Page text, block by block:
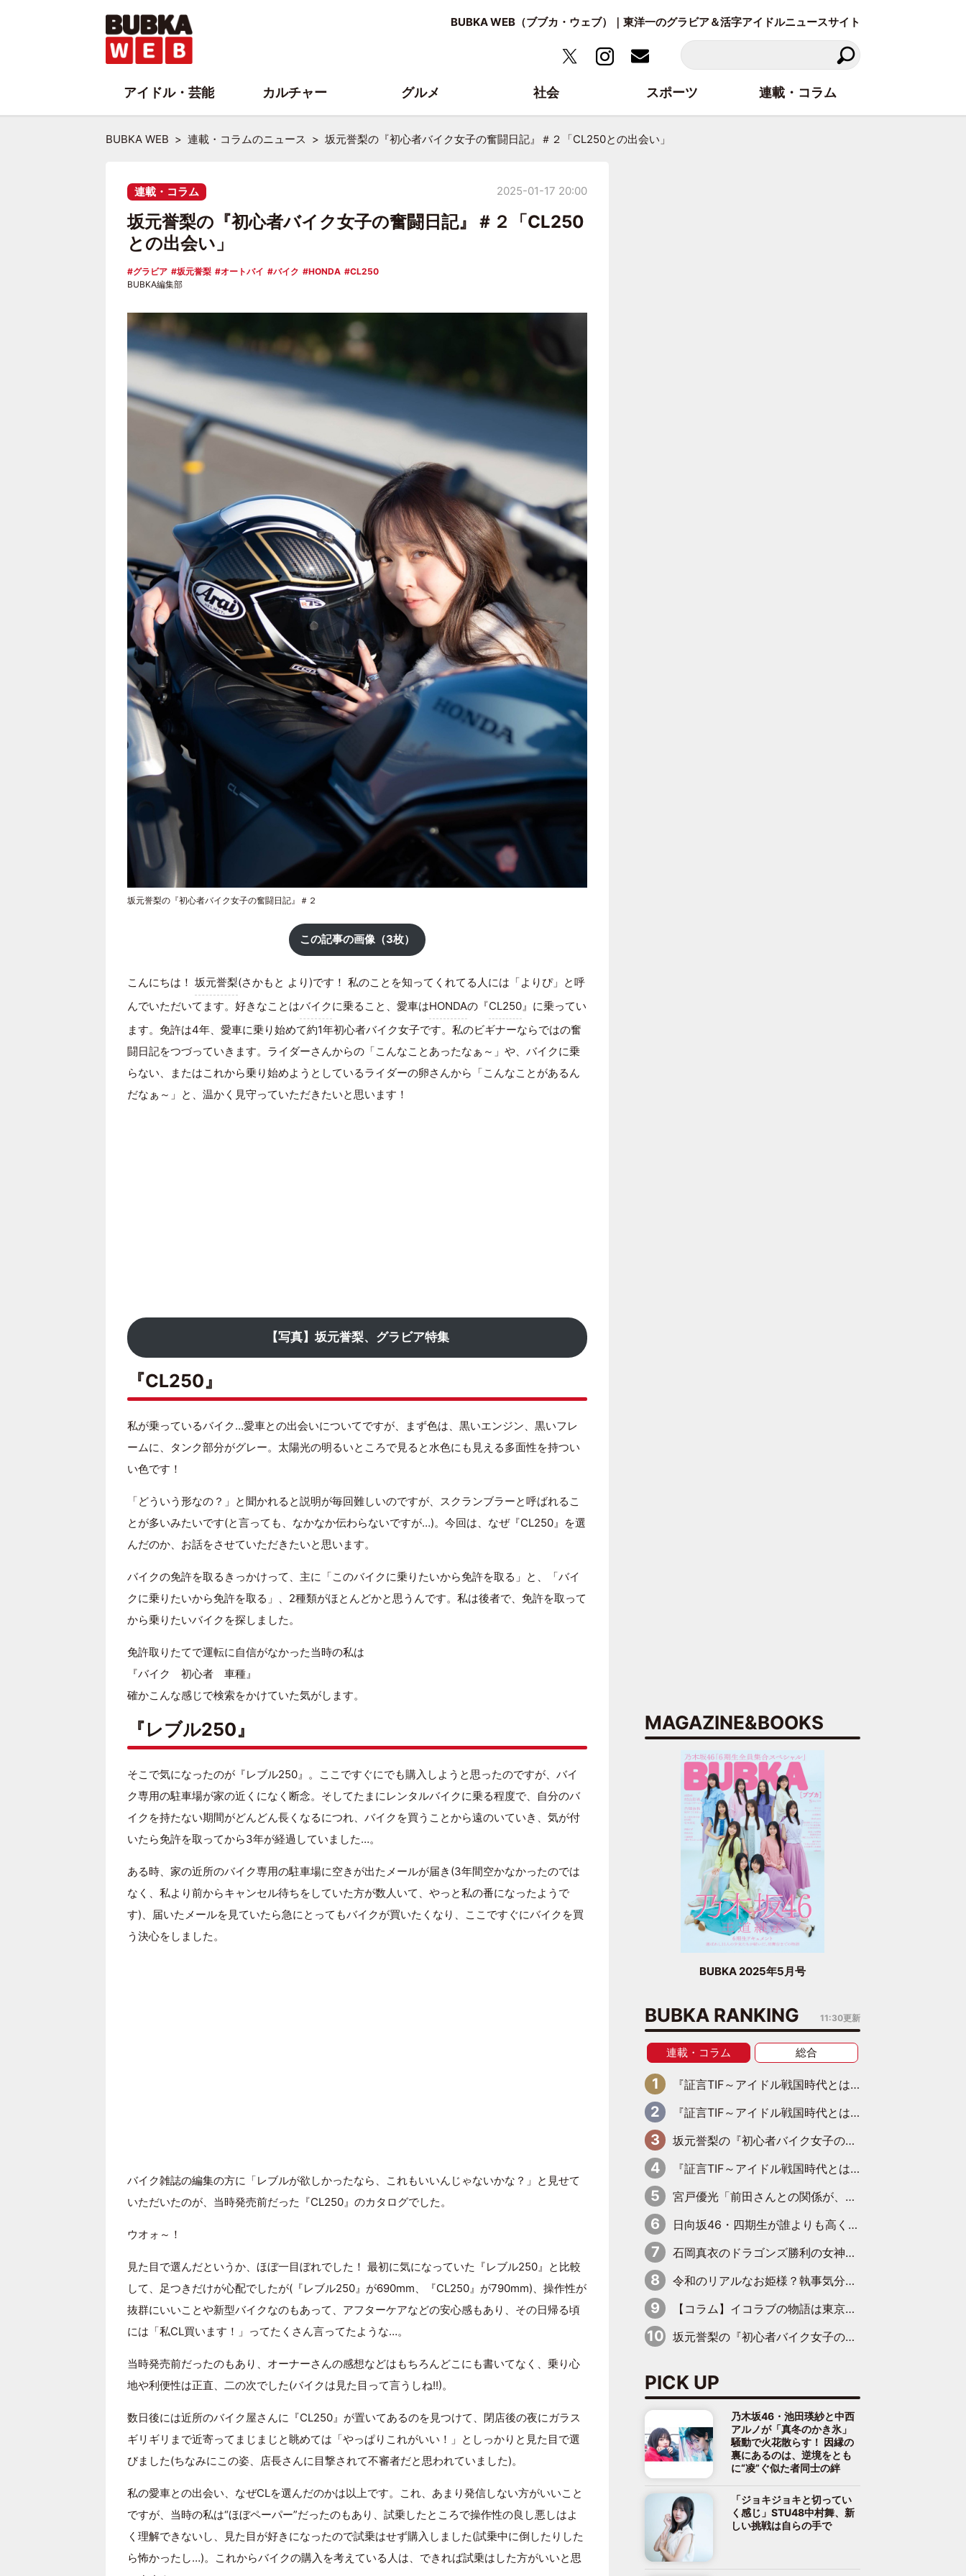
BUBKA WEB（ブブカ・ウェブ）｜東洋一のグラビア＆活字アイドルニュースサイト
BUBKA WEB 連載・コラムのニュース 坂元誉梨の『初心者バイク女子の奮闘日記』＃２「CL250との出会い」
連載・コラム 2025-01-17 20:00
坂元誉梨の『初心者バイク女子の奮闘日記』＃２「CL250
との出会い」
グラビア 坂元誉梨 オートバイ バイク HONDA
CL250
BUBKA編集部
坂元誉梨の『初心者バイク女子の奮闘日記』＃２
この記事の画像（3枚）
こんにちは！ 坂元誉梨(さかもと より)です！ 私のことを知ってくれてる人には「よりぴ」と呼
んでいただいてます。好きなことはバイクに乗ること、愛車はHONDAの『CL250』に乗ってい
ます。免許は4年、愛車に乗り始めて約1年初心者バイク女子です。私のビギナーならではの奮
闘日記をつづっていきます。ライダーさんからの「こんなことあったなぁ～」や、バイクに乗
らない、またはこれから乗り始めようとしているライダーの卵さんから「こんなことがあるん
だなぁ～」と、温かく見守っていただきたいと思います！
【写真】坂元誉梨、グラビア特集
『CL250』
私が乗っているバイク…愛車との出会いについてですが、まず色は、黒いエンジン、黒いフレ
ームに、タンク部分がグレー。太陽光の明るいところで見ると水色にも見える多面性を持つい
い色です！
「どういう形なの？」と聞かれると説明が毎回難しいのですが、スクランブラーと呼ばれるこ
とが多いみたいです(と言っても、なかなか伝わらないですが…)。今回は、なぜ『CL250』を選
んだのか、お話をさせていただきたいと思います。
バイクの免許を取るきっかけって、主に「このバイクに乗りたいから免許を取る」と、「バイ
クに乗りたいから免許を取る」、2種類がほとんどかと思うんです。私は後者で、免許を取って
から乗りたいバイクを探しました。
免許取りたてで運転に自信がなかった当時の私は
『バイク 初心者 車種』
確かこんな感じで検索をかけていた気がします。
『レブル250』
そこで気になったのが『レブル250』。ここですぐにでも購入しようと思ったのですが、バイ
ク専用の駐車場が家の近くになく断念。そしてたまにレンタルバイクに乗る程度で、自分のバ
イクを持たない期間がどんどん長くなるにつれ、バイクを買うことから遠のいていき、気が付
いたら免許を取ってから3年が経過していました…。
ある時、家の近所のバイク専用の駐車場に空きが出たメールが届き(3年間空かなかったのでは
なく、私より前からキャンセル待ちをしていた方が数人いて、やっと私の番になったようで
す)、届いたメールを見ていたら急にとってもバイクが買いたくなり、ここですぐにバイクを買
う決心をしました。
バイク雑誌の編集の方に「レブルが欲しかったなら、これもいいんじゃないかな？」と見せて
いただいたのが、当時発売前だった『CL250』のカタログでした。
ウオォ～！
見た目で選んだというか、ほぼ一目ぼれでした！ 最初に気になっていた『レブル250』と比較
して、足つきだけが心配でしたが(『レブル250』が690mm、『CL250』が790mm)、操作性が
抜群にいいことや新型バイクなのもあって、アフターケアなどの安心感もあり、その日帰る頃
には「私CL買います！」ってたくさん言ってたような…。
当時発売前だったのもあり、オーナーさんの感想などはもちろんどこにも書いてなく、乗り心
地や利便性は正直、二の次でした(バイクは見た目って言うしね!!)。
数日後には近所のバイク屋さんに『CL250』が置いてあるのを見つけて、閉店後の夜にガラス
ギリギリまで近寄ってまじまじと眺めては「やっぱりこれがいい！」としっかりと見た目で選
びました(ちなみにこの姿、店長さんに目撃されて不審者だと思われていました)。
私の愛車との出会い、なぜCLを選んだのかは以上です。これ、あまり発信しない方がいいこと
ですが、当時の私は“ほぼペーパー”だったのもあり、試乗したところで操作性の良し悪しはよ
く理解できないし、見た目が好きになったので試乗はせず購入しました(試乗中に倒したりした
ら怖かったし…)。これからバイクの購入を考えている人は、できれば試乗はした方がいいと思
MAGAZINE&BOOKS
BUBKA 2025年5月号
BUBKA RANKING 11:30更新
連載・コラム 総合
『証言TIF～アイドル戦国時代とはなんだったのか～』第11回：私立恵比寿中学・真山りか×安本彩花「TIFで10年ぶりのキョンシーメイクをしたら、場を完全に引かせてしまって。時代が変わったんだなって」
『証言TIF～アイドル戦国時代とはなんだったのか～』第10回：さくら学院・武藤彩未×飯田らうら「正直、中3で辞めるというのを信じてなくて。そう言われてはいたけど、嘘でしょって」
坂元誉梨の『初心者バイク女子の奮闘日記』＃７７「我慢大会してませんか？」
『証言TIF～アイドル戦国時代とはなんだったのか～』第8回：Negicco・Nao☆×Megu×Kaede「東京からオファーが来たのと、梨の皮剥きとどっちが大事なんだって」
宮戸優光「前田さんとの関係が、第三者の焚きつけのようなかたちで壊されてしまったのは、悲しいことですよ」【UWF】
日向坂46・四期生が誰よりも高く跳んだ日━━武道館3Daysで見せつけた実力と一体感、そしてハッピーオーラ！
石岡真衣のドラゴンズ勝利の女神記 第７回「夏の神宮！11得点どらほー」
令和のリアルなお姫様？執事気分で見守りたくなる＝LOVE屈指の天然カワイイ音嶋莉沙さん
【コラム】イコラブの物語は東京ドームの後も続くのか
坂元誉梨の『初心者バイク女子の奮闘日記』＃７６「バイクカフェ」
PICK UP
乃木坂46・池田瑛紗と中西
アルノが「真冬のかき氷」
騒動で火花散らす！ 因縁の
裏にあるのは、逆境をとも
に“凌”ぐ似た者同士の絆
「ジョキジョキと切ってい
く感じ」STU48中村舞、新
しい挑戦は自らの手で
アイドル・芸能 カルチャー グルメ 社会 スポーツ 連載・コラム